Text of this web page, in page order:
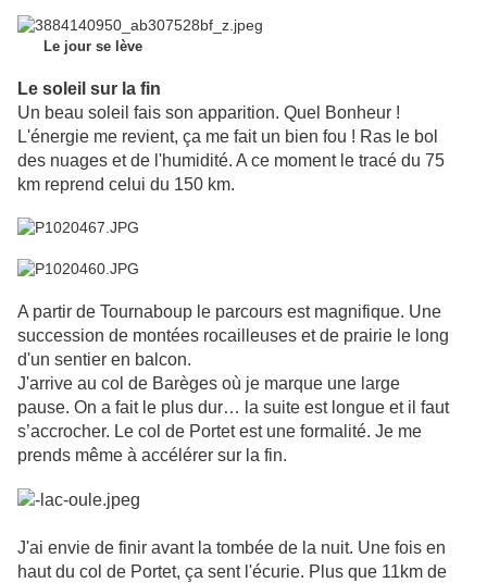
Le jour se lève
Le soleil sur la fin
Un beau soleil fais son apparition. Quel Bonheur !
L'énergie me revient, ça me fait un bien fou ! Ras le bol
des nuages et de l'humidité. A ce moment le tracé du 75
km reprend celui du 150 km.
A partir de Tournaboup le parcours est magnifique. Une
succession de montées rocailleuses et de prairie le long
d'un sentier en balcon.
J'arrive au col de Barèges où je marque une large
pause. On a fait le plus dur… la suite est longue et il faut
s’accrocher. Le col de Portet est une formalité. Je me
prends même à accélérer sur la fin.
J'ai envie de finir avant la tombée de la nuit. Une fois en
haut du col de Portet, ça sent l'écurie. Plus que 11km de